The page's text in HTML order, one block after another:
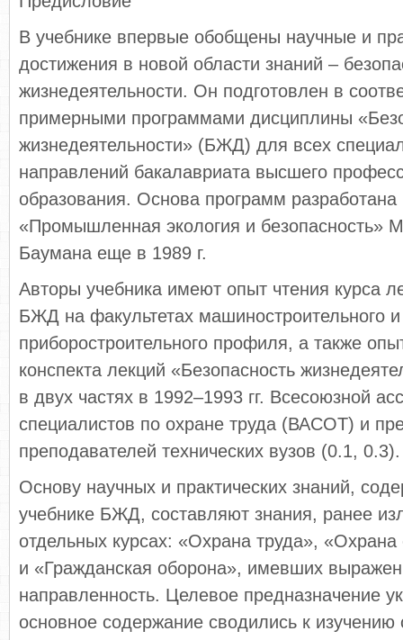
В учебнике впервые обобщены научные и
достижения в новой области знаний –
жизнедеятельности. Он подготовлен в
примерными программами дисциплины
жизнедеятельности» (БЖД) для всех
направлений бакалавриата высшего
образования. Основа программ
«Промышленная экология и
Баумана еще в 1989 г.
Авторы учебника имеют опыт чтения курса
БЖД на факультетах машиностроительного и
приборостроительного профиля, а также
конспекта лекций «Безопасность
в двух частях в 1992–1993 гг. Всесоюзной
специалистов по охране труда (ВАСОТ) и
преподавателей технических вузов (0.1, 0.3).
Основу научных и практических знаний,
учебнике БЖД, составляют знания, ранее
отдельных курсах: «Охрана труда»,
и «Гражданская оборона», имевших
направленность. Целевое предназначение
основное содержание сводились к изучению